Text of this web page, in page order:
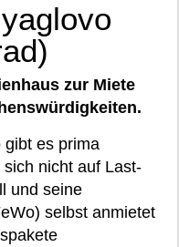
zur Miete
gibt es prima
nicht auf Last-
und seine
selbst anmietet